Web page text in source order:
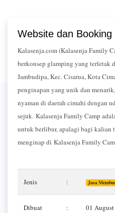
Website dan Booking
Kalasenja.com (Kalasenja Family
berkonsep glamping yang
Jambudipa, Kec. Cisarua, Kota
penginapan yang unik dan
nyaman di daerah cimahi dengan
sejuk. Kalasenja Family Camp
untuk berlibur, apalagi bagi kalian
menginap di Kalasenja Family
Jenis : Jasa
Dibuat : 01 August